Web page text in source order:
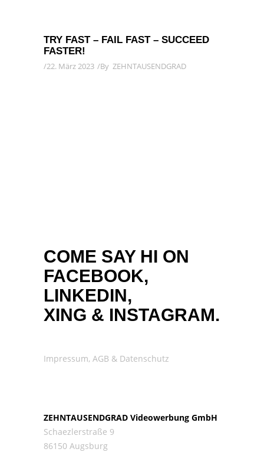
TRY FAST – FAIL FAST – SUCCEED
FASTER!
22. März 2023 By ZEHNTAUSENDGRAD
COME SAY HI ON
FACEBOOK,
LINKEDIN,
XING & INSTAGRAM.
Impressum, AGB & Datenschutz
ZEHNTAUSENDGRAD Videowerbung GmbH
Schaezlerstraße 9
86150 Augsburg